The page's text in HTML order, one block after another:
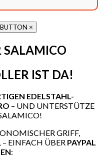
×
IST DA!
EDELSTAHL-
– UND UNTERSTÜTZE
GRIFF,
EINFACH ÜBER PAYPAL
: